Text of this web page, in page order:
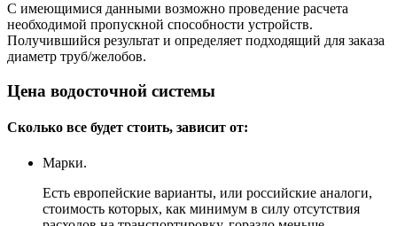
С имеющимися данными возможно проведение расчета
необходимой пропускной способности устройств.
Получившийся результат и определяет подходящий для заказа
диаметр труб/желобов.
Цена водосточной системы
Сколько все будет стоить, зависит от:
Марки.
Есть европейские варианты, или российские аналоги,
стоимость которых, как минимум в силу отсутствия